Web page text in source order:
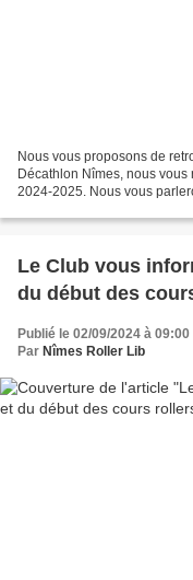
Nous vous proposons de
Décathlon Nîmes, nous
2024-2025. Nous vous
Le Club vous
du début des
Publié le 02/09/2024 à 09:00
Par Nîmes Roller Lib